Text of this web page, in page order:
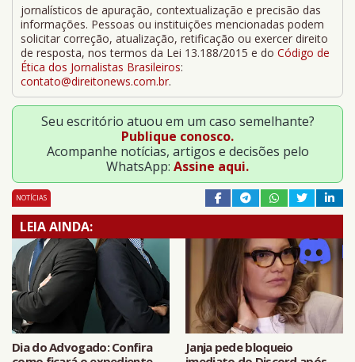
jornalísticos de apuração, contextualização e precisão das
informações. Pessoas ou instituições mencionadas podem
solicitar correção, atualização, retificação ou exercer direito
de resposta, nos termos da Lei 13.188/2015 e do Código de
Ética dos Jornalistas Brasileiros:
contato@direitonews.com.br.
Seu escritório atuou em um caso semelhante?
Publique conosco.
Acompanhe notícias, artigos e decisões pelo
WhatsApp: Assine aqui.
NOTÍCIAS
LEIA AINDA:
Dia do Advogado: Confira
Janja pede bloqueio